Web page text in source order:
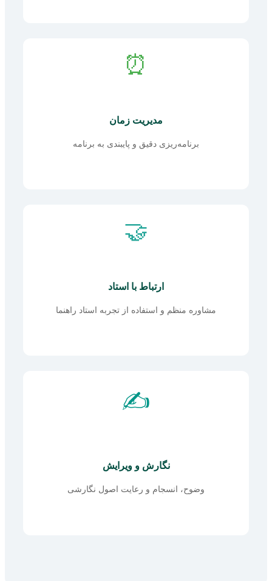
⏰
مدیریت زمان
برنامه‌ریزی دقیق و پایبندی به برنامه
🤝
ارتباط با استاد
مشاوره منظم و استفاده از تجربه استاد راهنما
✍️
نگارش و ویرایش
وضوح، انسجام و رعایت اصول نگارشی